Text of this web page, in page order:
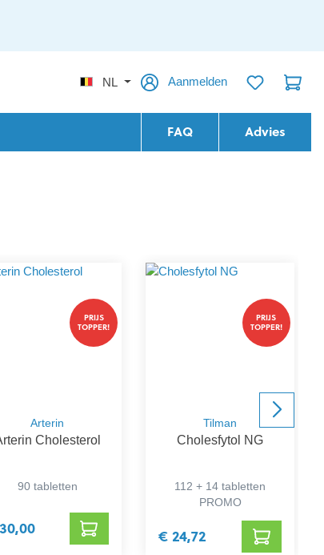
NL Aanmelden
FAQ Advies
PRIJS
TOPPER!
Arterin
Cholesterol
90 tabletten
PRIJS
TOPPER!
Tilman
Cholesfytol NG
112 + 14 tabletten
PROMO
€ 24,72